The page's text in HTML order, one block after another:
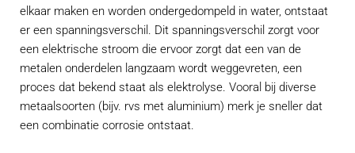
elkaar maken en worden ondergedompeld in water, ontstaat
er een spanningsverschil. Dit spanningsverschil zorgt voor
een elektrische stroom die ervoor zorgt dat een van de
metalen onderdelen langzaam wordt weggevreten, een
proces dat bekend staat als elektrolyse. Vooral bij diverse
metaalsoorten (bijv. rvs met aluminium) merk je sneller dat
een combinatie corrosie ontstaat.